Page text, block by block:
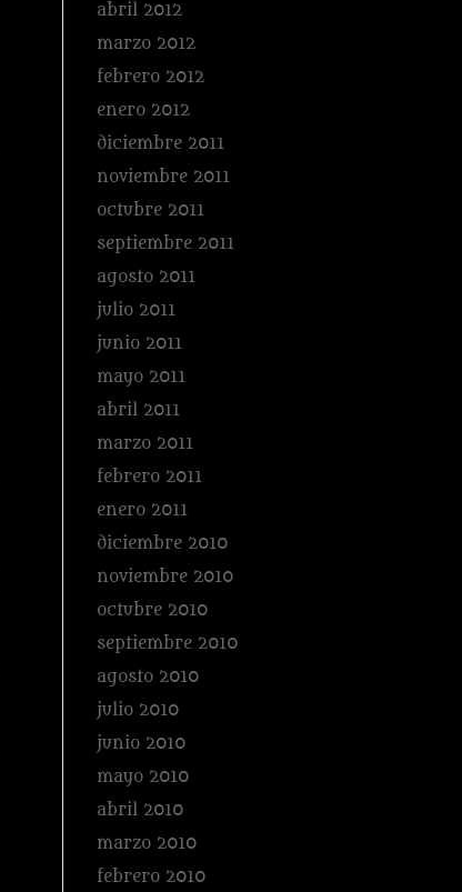
abril 2012
marzo 2012
febrero 2012
enero 2012
diciembre 2011
noviembre 2011
octubre 2011
septiembre 2011
agosto 2011
julio 2011
junio 2011
mayo 2011
abril 2011
marzo 2011
febrero 2011
enero 2011
diciembre 2010
noviembre 2010
octubre 2010
septiembre 2010
agosto 2010
julio 2010
junio 2010
mayo 2010
abril 2010
marzo 2010
febrero 2010